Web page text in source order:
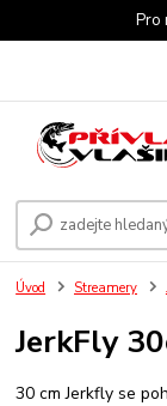
Pro
Úvod Streamery
JerkFly
30 cm Jerkfly se